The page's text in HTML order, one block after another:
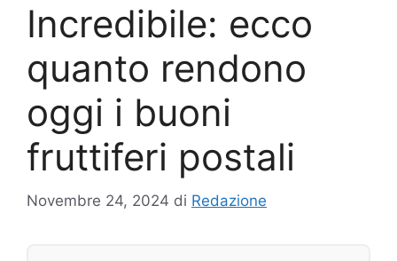
Incredibile: ecco
quanto rendono
oggi i buoni
fruttiferi postali
Novembre 24, 2024 di Redazione